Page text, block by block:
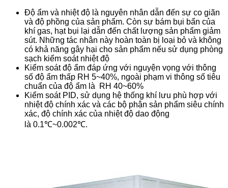
Độ ẩm và nhiệt độ là nguyên nhân dẫn đến sự co giãn
và độ phồng của sản phẩm. Còn sự bám bụi bẩn của
khí gas, hạt bụi lại dẫn đến chất lượng sản phẩm giảm
sút. Những tác nhân này hoàn toàn bị loại bỏ và không
có khả năng gây hại cho sản phẩm nếu sử dụng phòng
sạch kiểm soát nhiệt độ
Kiểm soát độ ẩm đáp ứng với nguyện vọng với thông
số độ ẩm thấp RH 5~40%, ngoài phạm vi thông số tiêu
chuẩn của độ ẩm là RH 40~60%
Kiểm soát PID, sử dụng hệ thống khí lưu phù hợp với
nhiệt độ chính xác và các bộ phận sản phẩm siêu chính
xác, độ chính xác của nhiệt độ dao động
là 0.1℃~0.002℃.